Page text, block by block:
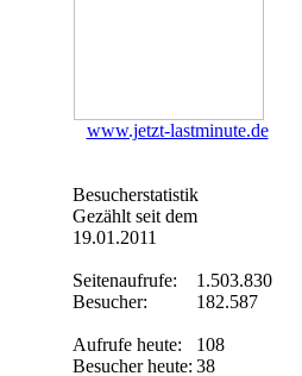
www.jetzt-lastminute.de
Besucherstatistik
Gezählt seit dem
19.01.2011
Seitenaufrufe:
Besucher:
Aufrufe heute:
Besucher heute:
1.503.830
182.587
108
38